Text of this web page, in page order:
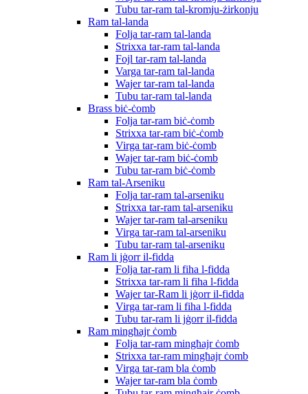
Tubu tar-ram tal-kromju-żirkonju
Ram tal-landa
Folja tar-ram tal-landa
Strixxa tar-ram tal-landa
Fojl tar-ram tal-landa
Varga tar-ram tal-landa
Wajer tar-ram tal-landa
Tubu tar-ram tal-landa
Brass biċ-ċomb
Folja tar-ram biċ-ċomb
Strixxa tar-ram biċ-ċomb
Virga tar-ram biċ-ċomb
Wajer tar-ram biċ-ċomb
Tubu tar-ram biċ-ċomb
Ram tal-Arseniku
Folja tar-ram tal-arseniku
Strixxa tar-ram tal-arseniku
Wajer tar-ram tal-arseniku
Virga tar-ram tal-arseniku
Tubu tar-ram tal-arseniku
Ram li jġorr il-fidda
Folja tar-ram li fiha l-fidda
Strixxa tar-ram li fiha l-fidda
Wajer tar-Ram li jġorr il-fidda
Virga tar-ram li fiha l-fidda
Tubu tar-ram li jġorr il-fidda
Ram mingħajr ċomb
Folja tar-ram mingħajr ċomb
Strixxa tar-ram mingħajr ċomb
Virga tar-ram bla ċomb
Wajer tar-ram bla ċomb